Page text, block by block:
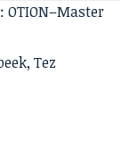
OTION–Master
Tez